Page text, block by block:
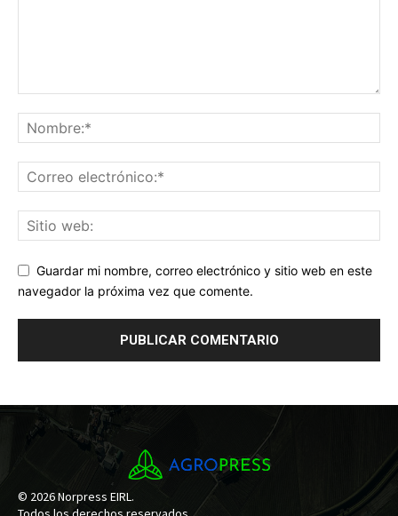
Guardar mi nombre, correo electrónico y sitio web en este
navegador la próxima vez que comente.
© 2026 Norpress EIRL.